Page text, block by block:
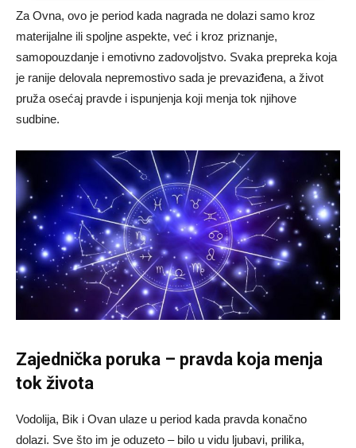
Za Ovna, ovo je period kada nagrada ne dolazi samo kroz
materijalne ili spoljne aspekte, već i kroz priznanje,
samopouzdanje i emotivno zadovoljstvo. Svaka prepreka koja
je ranije delovala nepremostivo sada je prevaziđena, a život
pruža osećaj pravde i ispunjenja koji menja tok njihove
sudbine.
Zajednička poruka – pravda koja menja
tok života
Vodolija, Bik i Ovan ulaze u period kada pravda konačno
dolazi. Sve što im je oduzeto – bilo u vidu ljubavi, prilika,